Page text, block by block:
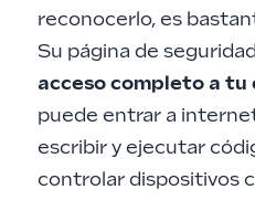
reconocerlo, es
Su página de
acceso completo a tu
puede entrar a
escribir y ejecutar
controlar dispositivos